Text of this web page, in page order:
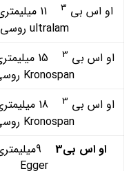
او اس بی 3
ultralam روسی
او اس بی 3
Kronospan روسی
او اس بی 3
Kronospan روسی
او اس بی3
Egger